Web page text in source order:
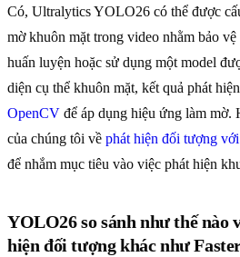
Có, Ultralytics YOLO26 có thể được
mờ khuôn mặt trong video nhằm bảo
huấn luyện hoặc sử dụng một model
diện cụ thể khuôn mặt, kết quả phát
OpenCV để áp dụng hiệu ứng làm mờ.
của chúng tôi về phát hiện đối tượng
để nhắm mục tiêu vào việc phát hiện
YOLO26 so sánh như thế nào
hiện đối tượng khác như